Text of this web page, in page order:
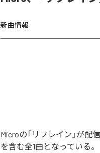
新曲情報
Microの「リフレイン」が配
を含む全1曲となっている。